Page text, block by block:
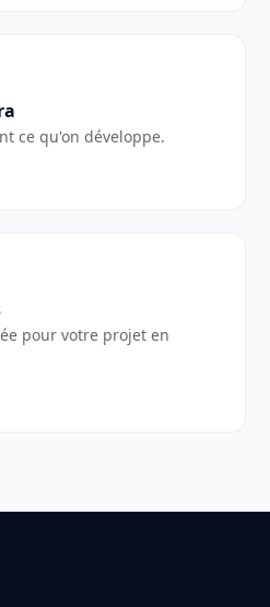
ce qu'on développe.
pour votre projet en